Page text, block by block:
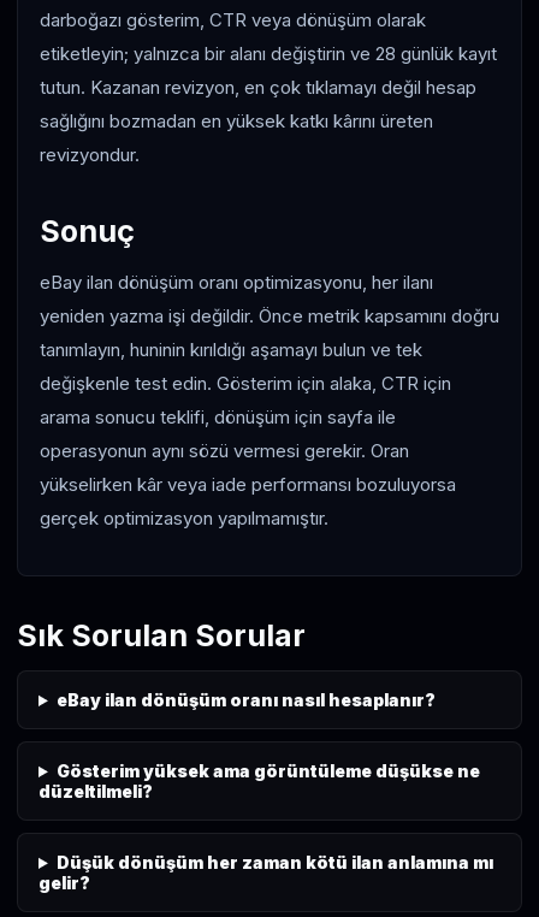
darboğazı gösterim, CTR veya dönüşüm olarak
etiketleyin; yalnızca bir alanı değiştirin ve 28 günlük kayıt
tutun. Kazanan revizyon, en çok tıklamayı değil hesap
sağlığını bozmadan en yüksek katkı kârını üreten
revizyondur.
Sonuç
eBay ilan dönüşüm oranı optimizasyonu, her ilanı
yeniden yazma işi değildir. Önce metrik kapsamını doğru
tanımlayın, huninin kırıldığı aşamayı bulun ve tek
değişkenle test edin. Gösterim için alaka, CTR için
arama sonucu teklifi, dönüşüm için sayfa ile
operasyonun aynı sözü vermesi gerekir. Oran
yükselirken kâr veya iade performansı bozuluyorsa
gerçek optimizasyon yapılmamıştır.
Sık Sorulan Sorular
eBay ilan dönüşüm oranı nasıl hesaplanır?
Gösterim yüksek ama görüntüleme düşükse ne
düzeltilmeli?
Düşük dönüşüm her zaman kötü ilan anlamına mı
gelir?